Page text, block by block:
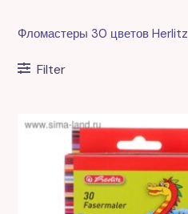
Фломастеры 30 цветов Herlitz
Filter